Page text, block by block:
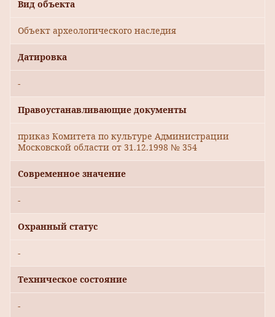
Вид объекта
Объект археологического наследия
Датировка
-
Правоустанавливающие документы
приказ Комитета по культуре Администрации
Московской области от 31.12.1998 № 354
Современное значение
-
Охранный статус
-
Техническое состояние
-